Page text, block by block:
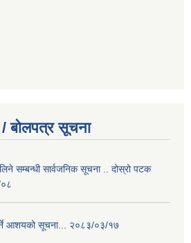
/ बोलपत्र सूचना
सम्बन्धी सार्वजनिक सूचना .. दोस्रो पटक
आशयको सूचना... २०८३/०३/१७